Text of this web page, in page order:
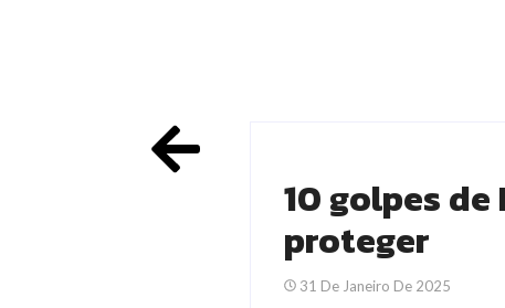
10 golpes
proteger
31 De Janeiro De 2025